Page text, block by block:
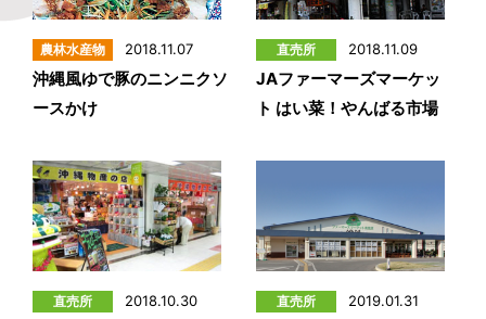
2018.11.07
沖縄風ゆで豚のニンニクソ
ースかけ
2018.11.09
JAファーマーズマーケッ
ト はい菜！やんばる市場
2018.10.30 2019.01.31